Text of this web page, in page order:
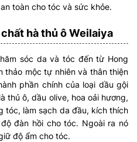
toàn cho tóc và sức khỏe.
hà thủ ô Weilaiya
sóc da và tóc đến từ Hong
thảo mộc tự nhiên và thân thiện
phần chính của loại dầu gội
thủ ô, dầu olive, hoa oải hương,
tóc, làm sạch da đầu, kích thích
đàn hồi cho tóc. Ngoài ra nó
độ ẩm cho tóc.